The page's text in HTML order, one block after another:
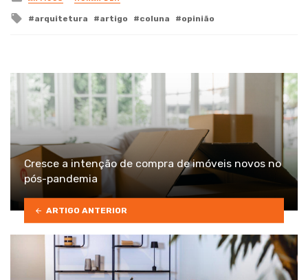
in
Tagged
arquitetura artigo coluna opinião
Cresce a intenção de compra de imóveis novos no
pós-pandemia
ARTIGO ANTERIOR